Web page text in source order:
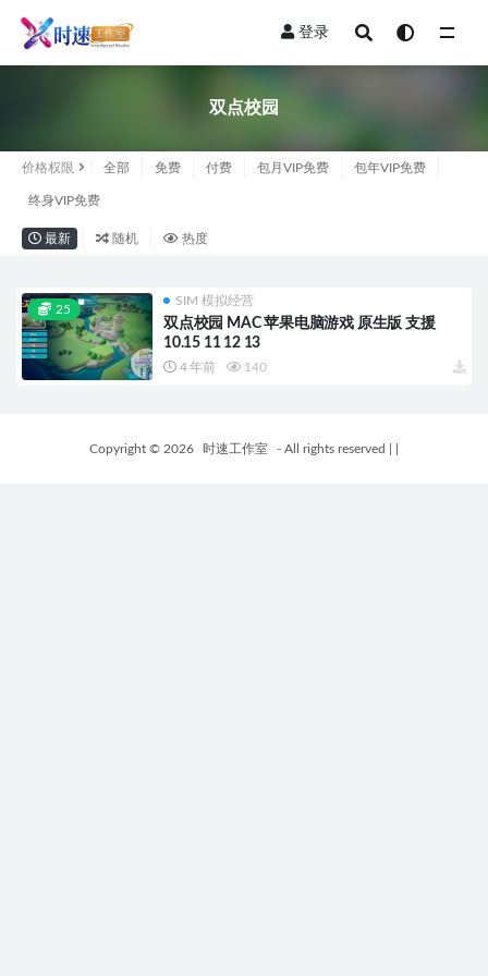
登录
双点校园
价格权限 全部 免费 付费 包月VIP免费 包年VIP免费
终身VIP免费
最新 随机 热度
25
SIM 模拟经营
双点校园 MAC 苹果电脑游戏 原生版 支援
10.15 11 12 13
4 年前 140
Copyright © 2026 时速工作室 - All rights reserved